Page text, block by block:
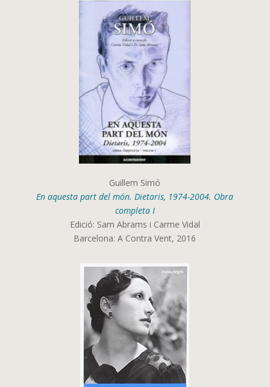
Guillem Simó
En aquesta part del món. Dietaris, 1974-2004. Obra
completa I
Edició: Sam Abrams i Carme Vidal
Barcelona: A Contra Vent, 2016